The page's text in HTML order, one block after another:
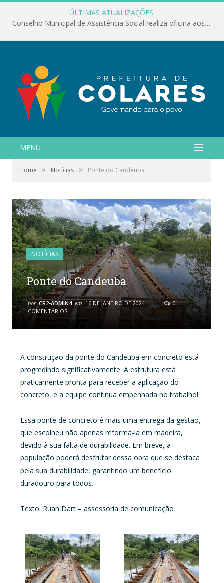
ÚLTIMAS ATUALIZAÇÕES:
Conselho Municipal de Assistência Social realiza oficina aos servidores
MENU
Home » Notícias » Ponte do Candeuba
NOTÍCIAS
Ponte do Candeuba
por CR2-ADMIN4 em 16 DE JANEIRO DE 2024
0
COMENTÁRIOS
A construção da ponte do Candeuba em concreto está
progredindo significativamente. A estrutura está
praticamente pronta para receber a aplicação do
concreto, e a equipe continua empenhada no trabalho!
Essa ponte de concreto é mais uma entrega da gestão,
que escolheu não apenas reformá-la em madeira,
devido à sua falta de durabilidade. Em breve, a
população poderá desfrutar dessa obra que se destaca
pela sua durabilidade, garantindo um benefício
duradouro para todos.
Texto: Ruan Dart – assessoria de comunicação